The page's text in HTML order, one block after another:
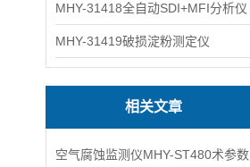
MHY-31418全自动SDI+MFI分析仪
MHY-31419破损淀粉测定仪
相关文章
空气腐蚀监测仪MHY-ST480​术参数